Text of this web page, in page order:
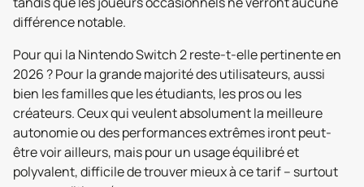
différence notable.
Pour qui la Nintendo Switch 2 reste-t-elle pertinente en
2026 ? Pour la grande majorité des utilisateurs, aussi
bien les familles que les étudiants, les pros ou les
créateurs. Ceux qui veulent absolument la meilleure
autonomie ou des performances extrêmes iront peut-
être voir ailleurs, mais pour un usage équilibré et
polyvalent, difficile de trouver mieux à ce tarif – surtout